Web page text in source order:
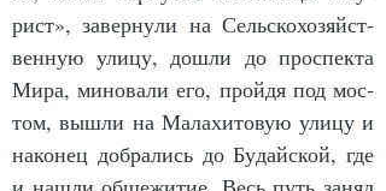
рист», за­вер­ну­ли на Сель­ско­хо­зяйст­
вен­ную ули­цу, до­шли до про­спек­та
Ми­ра, ми­но­ва­ли его, прой­дя под мос­
том, вы­шли на Ма­ла­хи­то­вую ули­цу и
на­ко­нец до­бра­лись до Бу­дай­ской, где